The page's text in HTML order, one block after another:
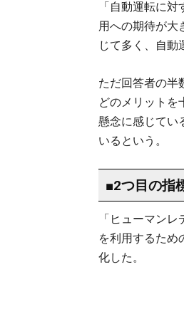
「自動運転に
用への期待が大
じて多く、自動
ただ回答者の半
どのメリットを
懸念に感じてい
いるという。
■2つ目の指
「ヒューマン
を利用するため
化した。